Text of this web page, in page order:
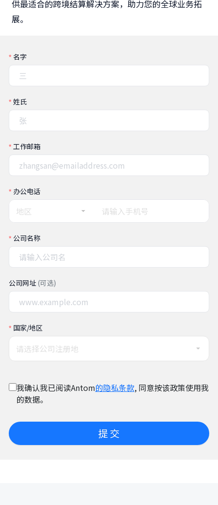
供最适合的跨境结算解决方案，助力您的全球业务拓
展。
名字
姓氏
工作邮箱
办公电话
地区
公司名称
公司网址 (可选)
国家/地区
请选择公司注册地
我确认我已阅读Antom的隐私条款, 同意按该政策使用我
的数据。
提 交